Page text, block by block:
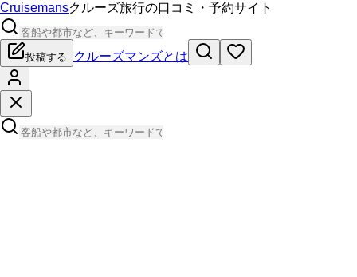
Cruisemansクルーズ旅行の口コミ・予約サイト
投稿する クルーズマンズとは